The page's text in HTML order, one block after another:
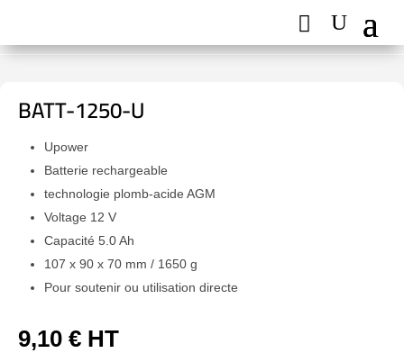
BATT-1250-U
Upower
Batterie rechargeable
technologie plomb-acide AGM
Voltage 12 V
Capacité 5.0 Ah
107 x 90 x 70 mm / 1650 g
Pour soutenir ou utilisation directe
9,10 € HT